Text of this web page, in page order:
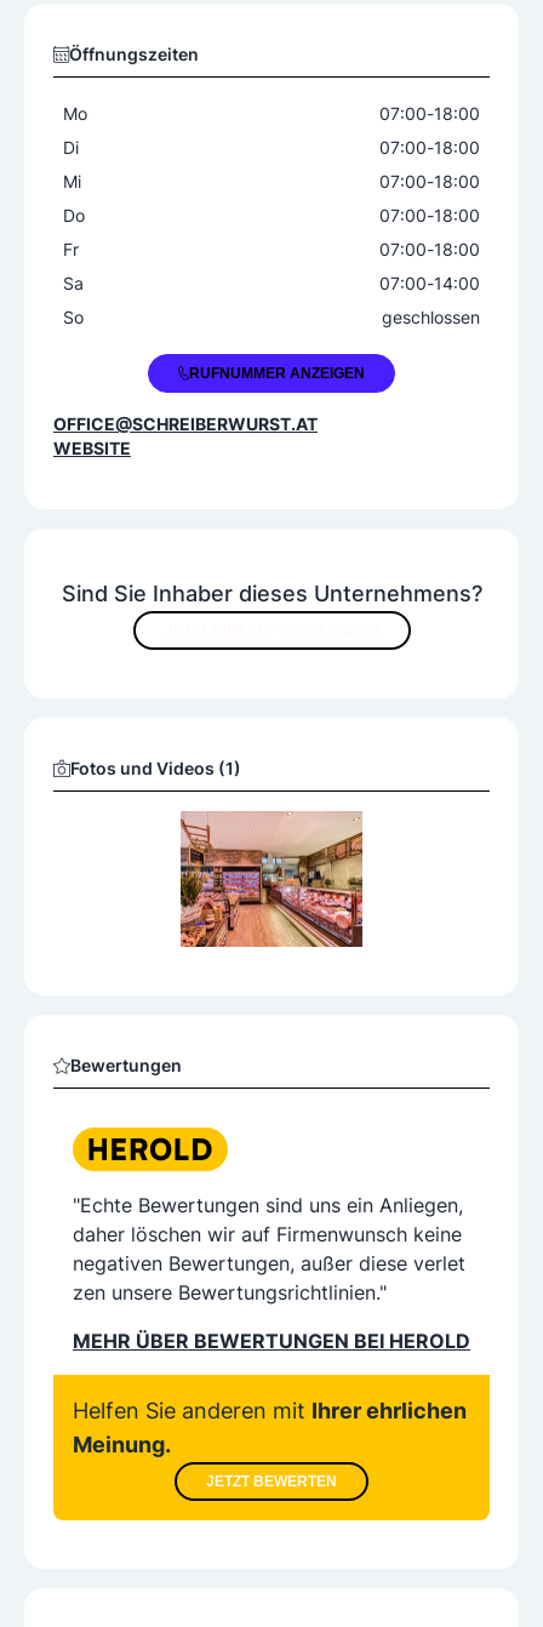
Sind Sie Inhaber dieses Unternehmens?
Fotos und Videos (1)
Bewertungen
"Echte Bewertungen sind uns ein Anliegen,
daher löschen wir auf Firmenwunsch keine
negativen Bewertungen, außer diese verlet
zen unsere Bewertungsrichtlinien."
MEHR ÜBER BEWERTUNGEN BEI HEROLD
Helfen Sie anderen mit Ihrer ehrlichen
Meinung.
JETZT BEWERTEN
Öffnungszeiten
Mo 07:00-18:00
Di
07:00-18:00
Mi
07:00-18:00
Do
07:00-18:00
Fr
07:00-18:00
Sa
07:00-14:00
So
geschlossen
+43 1 492072230RUFNUMMER ANZEIGEN
OFFICE@SCHREIBERWURST.AT
WEBSITE